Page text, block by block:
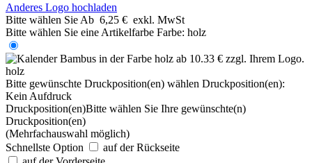
Anderes Logo hochladen
Bitte wählen Sie Ab 6,25 € exkl. MwSt
Bitte wählen Sie eine Artikelfarbe Farbe: holz
holz
Bitte gewünschte Druckposition(en) wählen Druckposition(en):
Kein Aufdruck
Druckposition(en)Bitte wählen Sie Ihre gewünschte(n)
Druckposition(en)
(Mehrfachauswahl möglich)
Schnellste Option
auf der Rückseite